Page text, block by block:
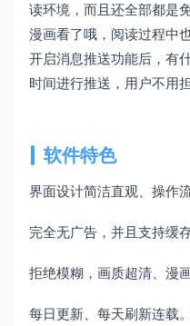
读环境，而且还全部都是
漫画看了哦，阅读过程中
开启消息推送功能后，有
时间进行推送，用户不用
软件特色
界面设计简洁直观、操作
完全无广告，并且支持缓
拒绝模糊，画质超清、漫
每日更新、每天刷新连载